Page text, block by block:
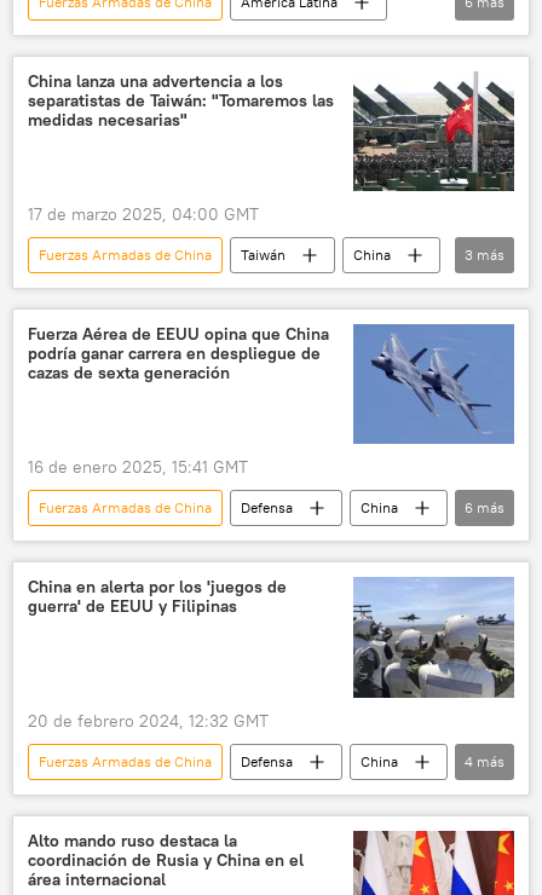
Nicaragua
política
China
Ejército de Nicaragua
Ejército de China
EPL
China lanza una advertencia a los
separatistas de Taiwán: "Tomaremos las
medidas necesarias"
17 de marzo 2025, 04:00 GMT
Fuerzas Armadas de China Taiwán
China
Defensa
Partido Comunista de China (PCCh)
Ejército de China
3 más
Fuerza Aérea de EEUU opina que China
podría ganar carrera en despliegue de
cazas de sexta generación
16 de enero 2025, 15:41 GMT
Fuerzas Armadas de China Defensa
China
EEUU
🛡️ Industria militar
aviones de caza
avión de caza
quinta generación
sexta generación
6 más
China en alerta por los 'juegos de
guerra' de EEUU y Filipinas
20 de febrero 2024, 12:32 GMT
Fuerzas Armadas de China Defensa
China
EEUU
Filipinas
🌏 Asia
🛡️ Fuerzas Armadas
4 más
Alto mando ruso destaca la
coordinación de Rusia y China en el
área internacional